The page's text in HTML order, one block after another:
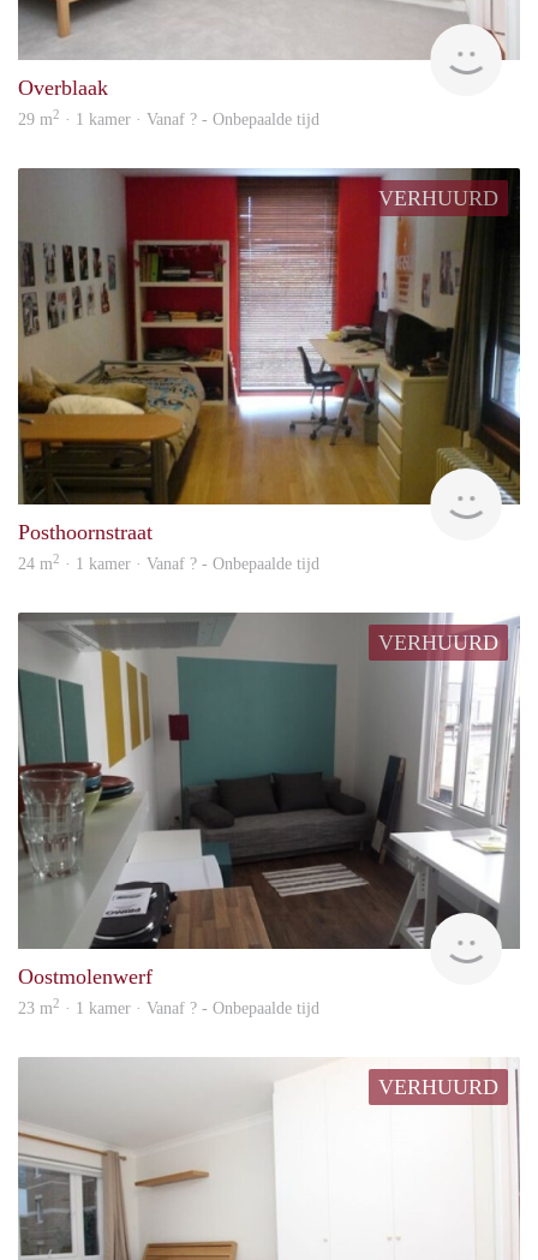
rent
Overblaak
29 m2 · 1 kamer · Vanaf ? - Onbepaalde tijd
VERHUURD
rent
Posthoornstraat
24 m2 · 1 kamer · Vanaf ? - Onbepaalde tijd
VERHUURD
Oostmolenwerf
23 m2 · 1 kamer · Vanaf ? - Onbepaalde tijd
VERHUURD